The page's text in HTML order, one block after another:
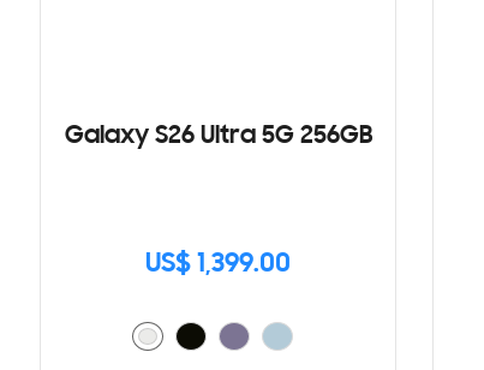
Galaxy S26 Ultra 5G 256GB
US$ 1,399.00